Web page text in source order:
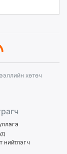
хөтөч
нийтлэгч